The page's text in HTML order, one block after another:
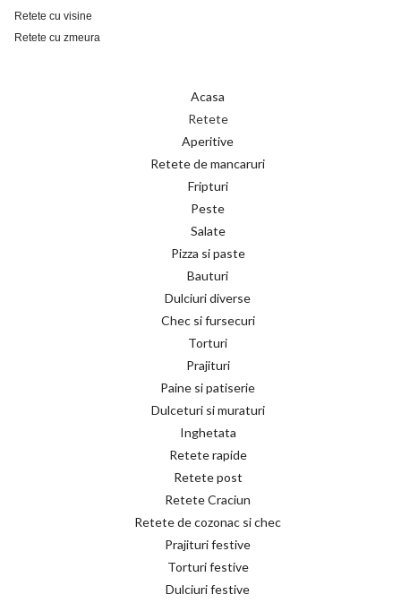
Retete cu visine
Retete cu zmeura
Acasa
Retete
Aperitive
Retete de mancaruri
Fripturi
Peste
Salate
Pizza si paste
Bauturi
Dulciuri diverse
Chec si fursecuri
Torturi
Prajituri
Paine si patiserie
Dulceturi si muraturi
Inghetata
Retete rapide
Retete post
Retete Craciun
Retete de cozonac si chec
Prajituri festive
Torturi festive
Dulciuri festive